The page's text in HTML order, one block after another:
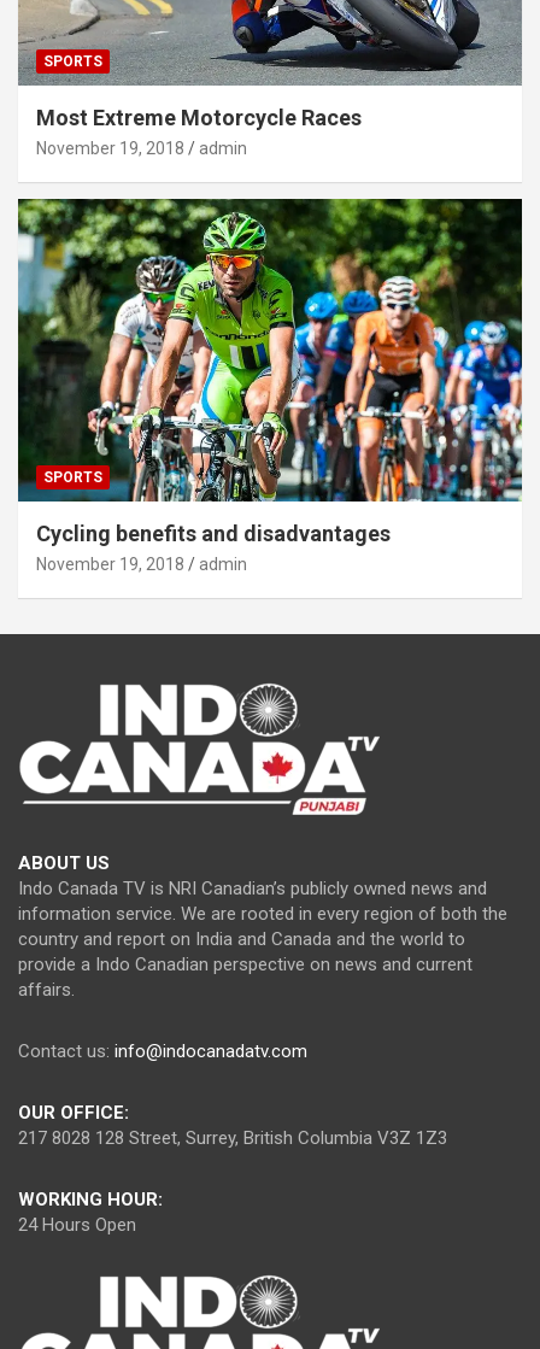
SPORTS
Most Extreme Motorcycle Races
November 19, 2018 admin
SPORTS
Cycling benefits and disadvantages
November 19, 2018 admin
ABOUT US
Indo Canada TV is NRI Canadian’s publicly owned news and
information service. We are rooted in every region of both the
country and report on India and Canada and the world to
provide a Indo Canadian perspective on news and current
affairs.
Contact us: info@indocanadatv.com
OUR OFFICE:
217 8028 128 Street, Surrey, British Columbia V3Z 1Z3
WORKING HOUR:
24 Hours Open